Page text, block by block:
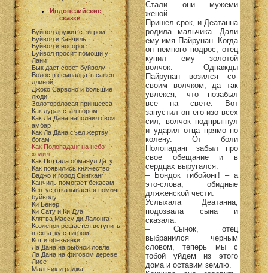
Индонезийские
сказки
Буйвол дружит с тигром
Буйвол и Канчиль
Буйвол и носорог
Буйвол просит помощи у
Лани
Бык дает совет буйволу
Волос в семнадцать сажен
длиной
Джоко Сарвоно и большие
люди
Золотоволосая принцесса
Как дурак стал вором
Как Ла Дана наполнил свой
амбар
Как Ла Дана съел жертву
богам
Как Полопаданг на небо
ходил
Как Поттала обманул Дату
Как появились княжество
Ваджо и город Сингканг
Канчиль помогает бекасам
Кентус отказывается помочь
буйволу
Ки Бенер
Ки Сату и Ки Дуа
Клятва Массу ди Лалонга
Козленок решается вступить
в схватку с тигром
Кот и обезьянки
Ла Дана на рыбной ловле
Ла Дана на фиговом дереве
Лисе
Мальчик и раджа
Стали они мужеми
женой.
Пришел срок, и Деатанна
родила мальчика. Дали
ему имя Пайрунан. Когда
он немного подрос, отец
купил ему золотой
волчок. Однажды
Пайрунан возился со-
своим волчком, да так
увлекся, что позабыл
все на свете. Вот
запустил он его изо всех
сил, волчок подпрыгнул
и ударил отца прямо по
колену. От боли
Полопаданг забыл про
свое обещание и в
сердцах выругался:
– Бондок тибойонг! – а
это-слова, обидные
дляженской чести.
Услыхала Деатанна,
подозвала сына и
сказала:
– Сынок, отец
выбранился черным
словом, теперь мы с
тобой уйдем из этого
дома и оставим землю.